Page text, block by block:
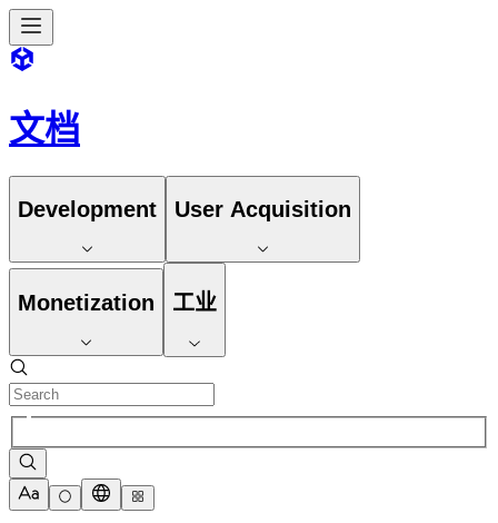
文档
Development User Acquisition
Monetization 工业